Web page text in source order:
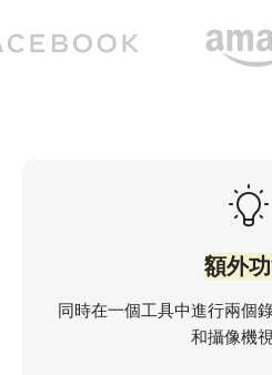
額外
同時在一個工具中進行兩個
和攝像機視